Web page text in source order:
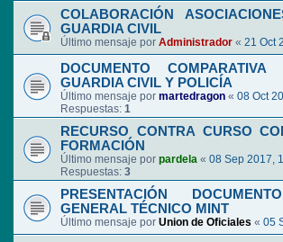
COLABORACIÓN
GUARDIA CIVIL
Último mensaje por Administrador « 21 Oct
DOCUMENTO COMPARATIVA
GUARDIA CIVIL Y POLICÍA
Último mensaje por martedragon « 08 Oct
Respuestas: 1
RECURSO CONTRA CURSO
FORMACIÓN
Último mensaje por pardela « 08 Sep 2017,
Respuestas: 3
PRESENTACIÓN
GENERAL TÉCNICO MINT
Último mensaje por Union de Oficiales « 05